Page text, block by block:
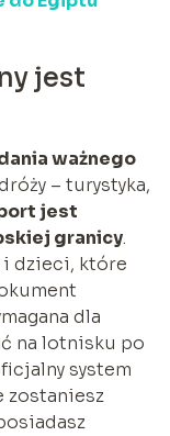
jest
ważnego
– turystyka,
jest
granicy.
i dzieci, które
dla
na lotnisku po
system
zostaniesz